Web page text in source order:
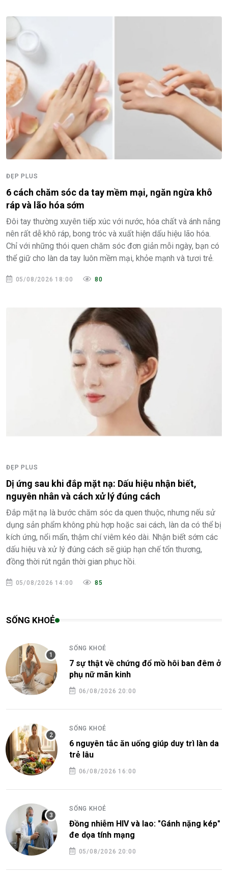
SỐNG KHOẺ
SỐNG KHOẺ
7 sự thật về chứng đổ mồ hôi ban đêm ở
phụ nữ mãn kinh
06/08/2026 20:00
SỐNG KHOẺ
6 nguyên tắc ăn uống giúp duy trì làn da
trẻ lâu
06/08/2026 16:00
SỐNG KHOẺ
Đồng nhiễm HIV và lao: "Gánh nặng kép"
đe dọa tính mạng
05/08/2026 20:00
ĐẸP PLUS
6 cách chăm sóc da tay mềm mại, ngăn ngừa khô
ráp và lão hóa sớm
Đôi tay thường xuyên tiếp xúc với nước, hóa chất và ánh nắng
nên rất dễ khô ráp, bong tróc và xuất hiện dấu hiệu lão hóa.
Chỉ với những thói quen chăm sóc đơn giản mỗi ngày, bạn có
thể giữ cho làn da tay luôn mềm mại, khỏe mạnh và tươi trẻ.
05/08/2026 18:00 80
ĐẸP PLUS
Dị ứng sau khi đắp mặt nạ: Dấu hiệu nhận biết,
nguyên nhân và cách xử lý đúng cách
Đắp mặt nạ là bước chăm sóc da quen thuộc, nhưng nếu sử
dụng sản phẩm không phù hợp hoặc sai cách, làn da có thể bị
kích ứng, nổi mẩn, thậm chí viêm kéo dài. Nhận biết sớm các
dấu hiệu và xử lý đúng cách sẽ giúp hạn chế tổn thương,
đồng thời rút ngắn thời gian phục hồi.
05/08/2026 14:00 85